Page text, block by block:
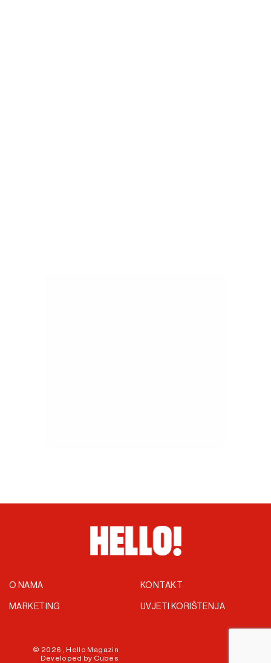
O NAMA
MARKETING
KONTAKT
UVJETI KORIŠTENJA
© 2026 , Hello Magazin
Developed by Cubes